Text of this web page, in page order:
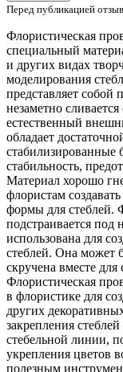
Перед публикацией
Флористическая
специальный
и других видах
моделирования
представляет собой
незаметно
естественный
обладает
стабилизированные
стабильность,
Материал хорошо
флористам
формы для стеблей.
подстраивается
использована для
стеблей. Она может
скручена вместе
Флористическая
в флористике для
других
закрепления
стебельной линии,
укрепления цветов
полезным